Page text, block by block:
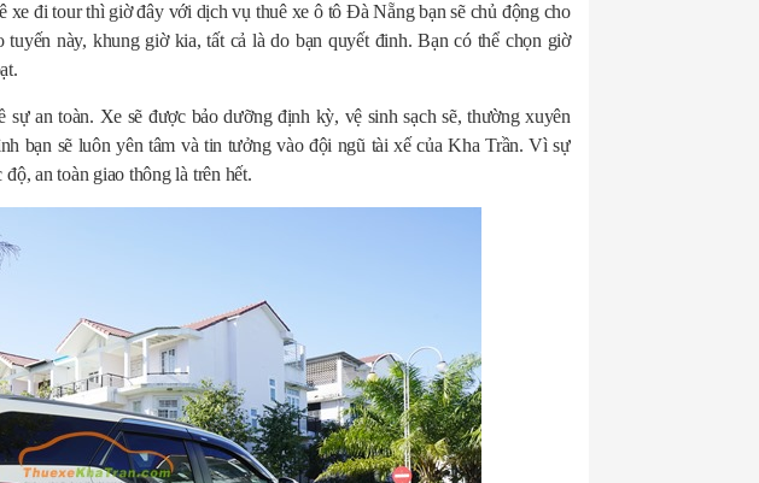
đi tour thì giờ đây với dịch vụ thuê xe ô tô Đà Nẵng bạn sẽ chủ động cho
này, khung giờ kia, tất cả là do bạn quyết đinh. Bạn có thể chọn giờ
an toàn. Xe sẽ được bảo dưỡng định kỳ, vệ sinh sạch sẽ, thường xuyên
bạn sẽ luôn yên tâm và tin tưởng vào đội ngũ tài xế của Kha Trần. Vì sự
an toàn giao thông là trên hết.